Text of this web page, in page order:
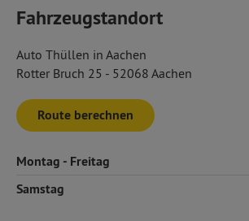
Fahrzeugstandort
Auto Thüllen in Aachen
Rotter Bruch 25 - 52068 Aachen
Route berechnen
Montag - Freitag
Samstag